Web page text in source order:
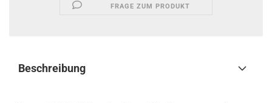
FRAGE ZUM PRODUKT
Beschreibung